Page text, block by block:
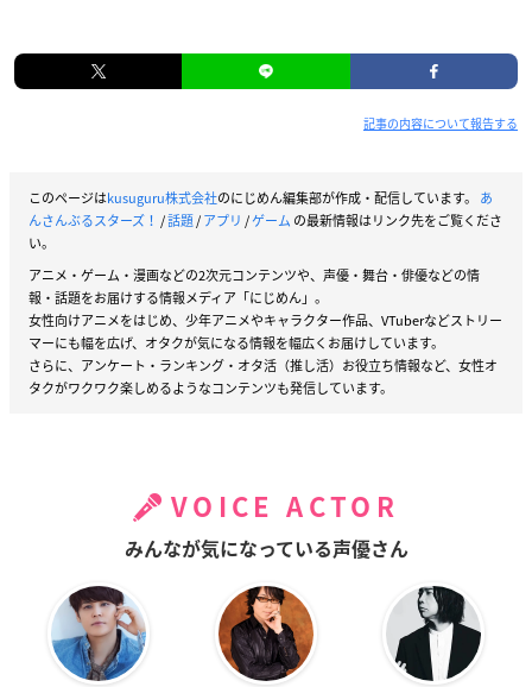
記事の内容について報告する
このページはkusuguru株式会社のにじめん編集部が作成・配信しています。 あ
んさんぶるスターズ！ /話題/アプリ /ゲーム の最新情報はリンク先をご覧くださ
い。
アニメ・ゲーム・漫画などの2次元コンテンツや、声優・舞台・俳優などの情
報・話題をお届けする情報メディア「にじめん」。
女性向けアニメをはじめ、少年アニメやキャラクター作品、VTuberなどストリー
マーにも幅を広げ、オタクが気になる情報を幅広くお届けしています。
さらに、アンケート・ランキング・オタ活（推し活）お役立ち情報など、女性オ
タクがワクワク楽しめるようなコンテンツも発信しています。
VOICE ACTOR
みんなが気になっている声優さん